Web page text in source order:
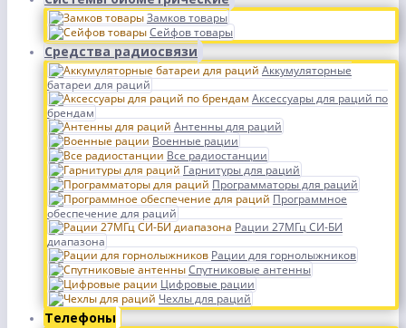
Замков товары
Сейфов товары
Средства радиосвязи
Аккумуляторные
батареи для раций
Аксессуары для раций по
брендам
Антенны для раций
Военные рации
Все радиостанции
Гарнитуры для раций
Программаторы для раций
Программное
обеспечение для раций
Рации 27МГц СИ-БИ
диапазона
Рации для горнолыжников
Спутниковые антенны
Цифровые рации
Чехлы для раций
Телефоны